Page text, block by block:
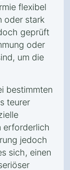
flexibel
oder stark
geprüft
oder
um die
bestimmten
teurer
erforderlich
jedoch
sich, einen